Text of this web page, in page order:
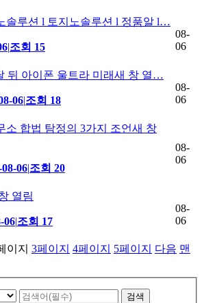
솔루션 l 토지노솔루션 l 정품알 l…
|조회 15
08-
06
뒤 아이폰 울트라 미래새 창 열…
06|조회 18
08-
06
소 합법 탐정의 3가지 조언새 창
06|조회 20
08-
06
열림
06|조회 17
08-
06
이지 3페이지 4페이지 5페이지 다음 맨